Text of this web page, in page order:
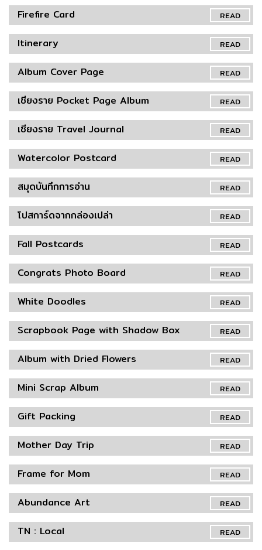
READ
Firefire Card
READ
Itinerary
READ
Album Cover Page
READ
เชียงราย Pocket Page Album
READ
เชียงราย Travel Journal
READ
Watercolor Postcard
READ
สมุดบันทึกการอ่าน
READ
โปสการ์ดจากกล่องเปล่า
READ
Fall Postcards
READ
Congrats Photo Board
READ
White Doodles
READ
Scrapbook Page with Shadow Box
READ
Album with Dried Flowers
READ
Mini Scrap Album
READ
Gift Packing
READ
Mother Day Trip
READ
Frame for Mom
READ
Abundance Art
READ
TN : Local